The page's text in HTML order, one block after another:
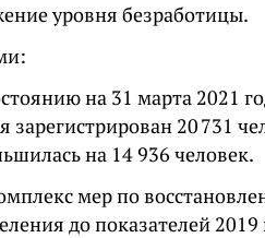
уровня безработицы.
на 31 марта 2021
зарегистрирован 20 731
на 14 936 человек.
мер по
до показателей 2019